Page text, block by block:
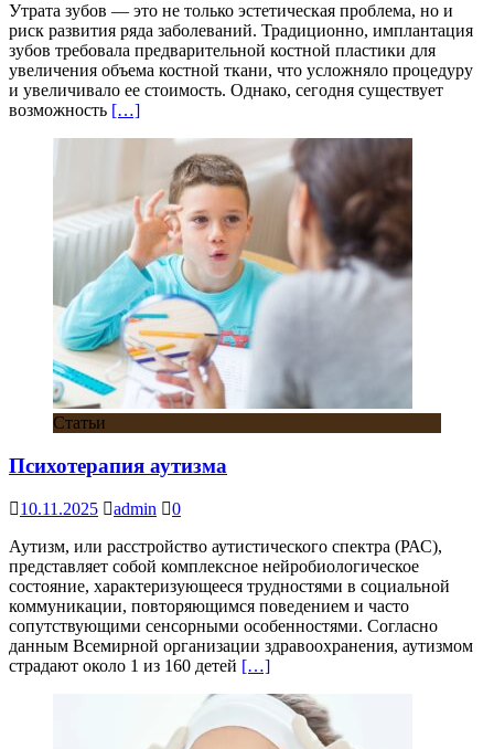
Утрата зубов — это не только эстетическая проблема, но и
риск развития ряда заболеваний. Традиционно, имплантация
зубов требовала предварительной костной пластики для
увеличения объема костной ткани, что усложняло процедуру
и увеличивало ее стоимость. Однако, сегодня существует
возможность […]
Статьи
Психотерапия аутизма
10.11.2025 admin
0
Аутизм, или расстройство аутистического спектра (РАС),
представляет собой комплексное нейробиологическое
состояние, характеризующееся трудностями в социальной
коммуникации, повторяющимся поведением и часто
сопутствующими сенсорными особенностями. Согласно
данным Всемирной организации здравоохранения, аутизмом
страдают около 1 из 160 детей […]